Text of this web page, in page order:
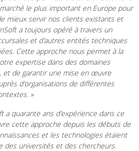
le plus important en Europe pour
mieux servir nos clients existants et
a toujours opéré à travers un
et d'autres entités techniques
Cette approche nous permet à la
expertise dans des domaines
et de garantir une mise en œuvre
d'organisations de différentes
»
a quarante ans d'expérience dans ce
cette approche depuis les débuts de
et les technologies étaient
des universités et des chercheurs.